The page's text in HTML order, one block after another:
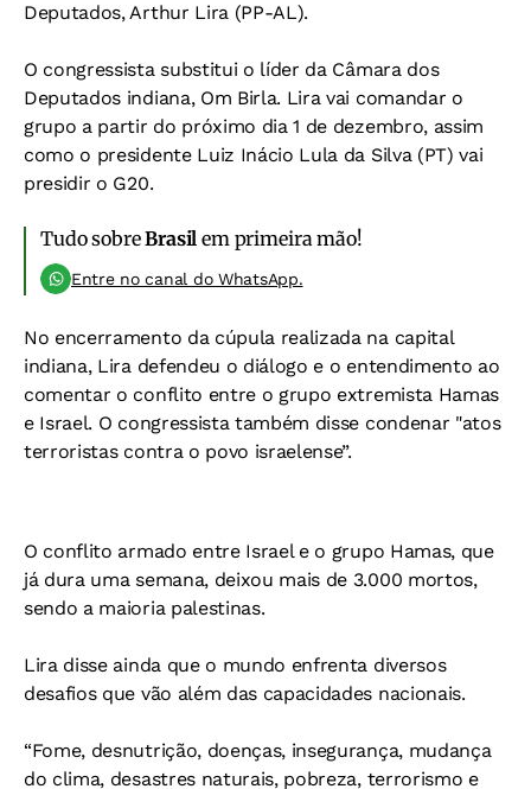
Deputados, Arthur Lira (PP-AL).
O congressista substitui o líder da Câmara dos
Deputados indiana, Om Birla. Lira vai comandar o
grupo a partir do próximo dia 1 de dezembro, assim
como o presidente Luiz Inácio Lula da Silva (PT) vai
presidir o G20.
Tudo sobreBrasil em primeira mão!
Entre no canal do WhatsApp.
No encerramento da cúpula realizada na capital
indiana, Lira defendeu o diálogo e o entendimento ao
comentar o conflito entre o grupo extremista Hamas
e Israel. O congressista também disse condenar "atos
terroristas contra o povo israelense”.
O conflito armado entre Israel e o grupo Hamas, que
já dura uma semana, deixou mais de 3.000 mortos,
sendo a maioria palestinas.
Lira disse ainda que o mundo enfrenta diversos
desafios que vão além das capacidades nacionais.
“Fome, desnutrição, doenças, insegurança, mudança
do clima, desastres naturais, pobreza, terrorismo e